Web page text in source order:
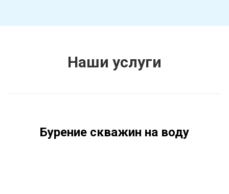
Наши услуги
Бурение скважин на воду